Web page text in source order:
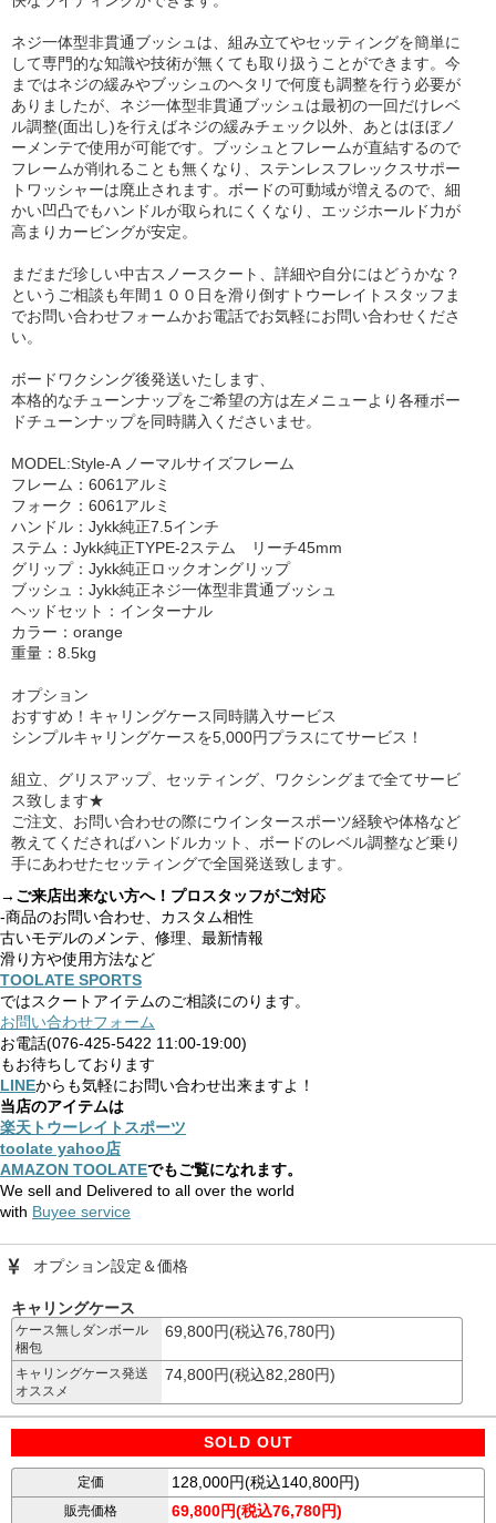
ネジ一体型非貫通ブッシュは、組み立てやセッティングを簡単に
して専門的な知識や技術が無くても取り扱うことができます。今
まではネジの緩みやブッシュのヘタリで何度も調整を行う必要が
ありましたが、ネジ一体型非貫通ブッシュは最初の一回だけレベ
ル調整(面出し)を行えばネジの緩みチェック以外、あとはほぼノ
ーメンテで使用が可能です。ブッシュとフレームが直結するので
フレームが削れることも無くなり、ステンレスフレックスサポー
トワッシャーは廃止されます。ボードの可動域が増えるので、細
かい凹凸でもハンドルが取られにくくなり、エッジホールド力が
高まりカービングが安定。
まだまだ珍しい中古スノースクート、詳細や自分にはどうかな？
というご相談も年間１００日を滑り倒すトウーレイトスタッフま
でお問い合わせフォームかお電話でお気軽にお問い合わせくださ
い。
ボードワクシング後発送いたします、
本格的なチューンナップをご希望の方は左メニューより各種ボー
ドチューンナップを同時購入くださいませ。
MODEL:Style-A ノーマルサイズフレーム
フレーム：6061アルミ
フォーク：6061アルミ
ハンドル：Jykk純正7.5インチ
ステム：Jykk純正TYPE-2ステム リーチ45mm
グリップ：Jykk純正ロックオングリップ
ブッシュ：Jykk純正ネジ一体型非貫通ブッシュ
ヘッドセット：インターナル
カラー：orange
重量：8.5kg
オプション
おすすめ！キャリングケース同時購入サービス
シンプルキャリングケースを5,000円プラスにてサービス！
組立、グリスアップ、セッティング、ワクシングまで全てサービ
ス致します★
ご注文、お問い合わせの際にウインタースポーツ経験や体格など
教えてくださればハンドルカット、ボードのレベル調整など乗り
手にあわせたセッティングで全国発送致します。
→ご来店出来ない方へ！プロスタッフがご対応
-商品のお問い合わせ、カスタム相性
古いモデルのメンテ、修理、最新情報
滑り方や使用方法など
TOOLATE SPORTS
ではスクートアイテムのご相談にのります。
お問い合わせフォーム
お電話(076-425-5422 11:00-19:00)
もお待ちしております
LINEからも気軽にお問い合わせ出来ますよ！
当店のアイテムは
楽天トウーレイトスポーツ
toolate yahoo店
AMAZON TOOLATEでもご覧になれます。
We sell and Delivered to all over the world
with Buyee service
オプション設定＆価格
キャリングケース
ケース無しダンボール
梱包
69,800円(税込76,780円)
キャリングケース発送
オススメ
74,800円(税込82,280円)
SOLD OUT
定価 128,000円(税込140,800円)
販売価格 69,800円(税込76,780円)